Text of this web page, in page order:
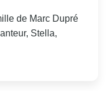
de Marc Dupré
Stella,